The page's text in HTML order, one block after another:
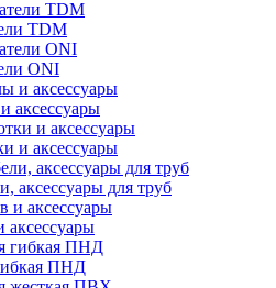
TDM
ONI
аксессуары
и аксессуары
аксессуары для труб
аксессуары
ПНД